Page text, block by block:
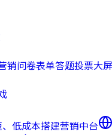
销问卷表单答题投票大屏
低成本搭建营销中台